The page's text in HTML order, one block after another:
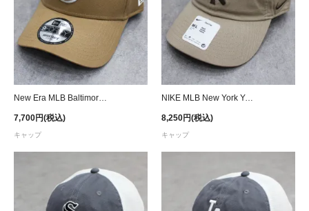
7,700円(税込)
キャップ
NIKE MLB New York Yankees Strapback Cap - Khaki
8,250円(税込)
キャップ